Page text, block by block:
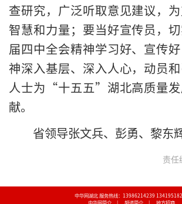
查研究，广泛听取意见建议，
智慧和力量；要当好宣传员，
届四中全会精神学习好、宣传
神深入基层、深入人心，动员
人士为“十五五”湖北高质量发
献。
省领导张文兵、彭勇、黎东
责任
中华网湖北 服务热线：13986214239
中华网简介
| 频道简介 | 地方招商